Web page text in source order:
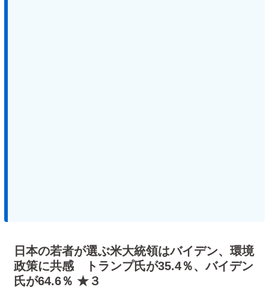
日本の若者が選ぶ米大統領はバイデン、環境
政策に共感 トランプ氏が35.4％、バイデン
氏が64.6％ ★３